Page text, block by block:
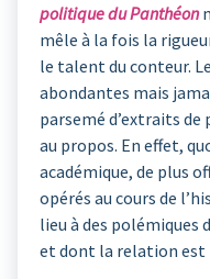
politique du Panthéon
mêle à la fois la
le talent du conteur.
abondantes mais
parsemé d’extraits
au propos. En effet,
académique, de plus
opérés au cours de
lieu à des polémiques
et dont la relation est